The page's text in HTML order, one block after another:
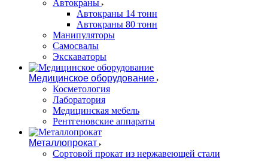
Автокраны
Автокраны 14 тонн
Автокраны 80 тонн
Манипуляторы
Самосвалы
Экскаваторы
Медицинское оборудование
Косметология
Лаборатория
Медицинская мебель
Рентгеновские аппараты
Металлопрокат
Сортовой прокат из нержавеющей стали